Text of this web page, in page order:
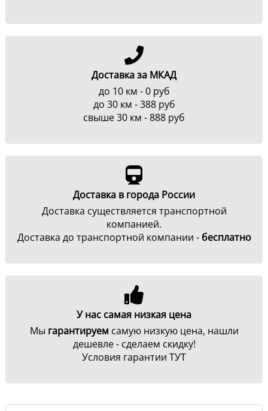
Доставка за МКАД
до 10 км - 0 руб
до 30 км - 388 руб
свыше 30 км - 888 руб
Доставка в города России
Доставка существляется транспортной
компанией.
Доставка до транспортной компании - бесплатно
У нас самая низкая цена
Мы гарантируем самую низкую цена, нашли
дешевле - сделаем скидку!
Условия гарантии ТУТ